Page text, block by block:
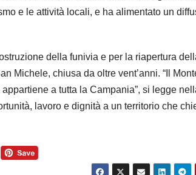
e le attività locali, e ha alimentato un
della funivia e per la riapertura
Michele, chiusa da oltre vent’anni. “Il
a tutta la Campania”, si legge
lavoro e dignità a un territorio che